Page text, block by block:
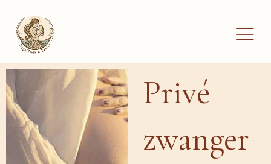
naar
inhoud
Privé
zwanger